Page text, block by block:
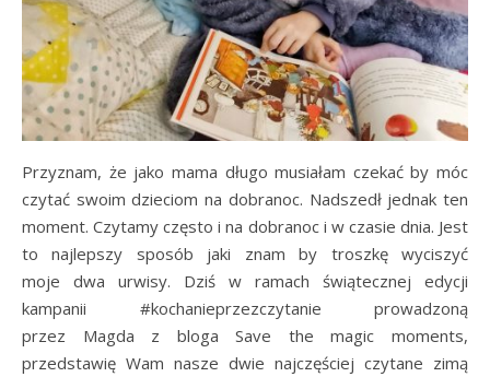
Przyznam, że jako mama długo musiałam czekać by móc
czytać swoim dzieciom na dobranoc. Nadszedł jednak ten
moment. Czytamy często i na dobranoc i w czasie dnia. Jest
to najlepszy sposób jaki znam by troszkę wyciszyć
moje dwa urwisy. Dziś w ramach świątecznej edycji
kampanii #kochanieprzezczytanie prowadzoną
przez Magda z bloga Save the magic moments,
przedstawię Wam nasze dwie najczęściej czytane zimą